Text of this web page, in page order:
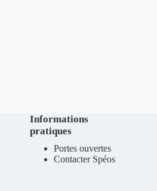
Informations
pratiques
Portes ouvertes
Contacter Spéos